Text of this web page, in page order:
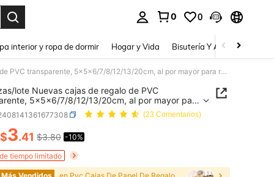
0 0
interior y ropa de dormir Hogar y Vida Bisutería Y Accesorios
10 piezas/lote Nuevas cajas de regalo de PVC transparente, 5x5x6/7/8/12/13/20cm, al por mayor para regalos de boda/Navidad, chocolate, dulces, manzana, suministros para eventos
lote Nuevas cajas de regalo de PVC
5x5x6/7/8/12/13/20cm, al por mayor para
de boda/Navidad, chocolate, dulces, manzana,
para eventos
(23 Comentarios)
AND AVAILABILITY
$3.41 $3.80 -10%
tiempo limitado